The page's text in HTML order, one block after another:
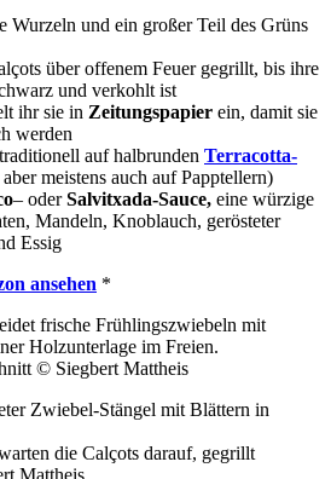
Wurzeln und ein großer Teil des Grüns
über offenem Feuer gegrillt, bis ihre
und verkohlt ist
ihr sie in Zeitungspapier ein, damit sie
werden
auf halbrunden Terracotta-
meistens auch auf Papptellern)
– oderSalvitxada-Sauce, eine würzige
Mandeln, Knoblauch, gerösteter
Essig
ansehen *
© Siegbert Mattheis
die Calçots darauf, gegrillt
Mattheis